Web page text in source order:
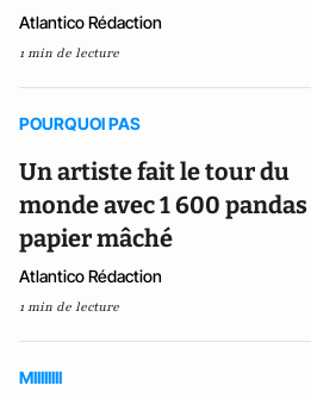
Atlantico Rédaction
1 min de lecture
POURQUOI PAS
Un artiste fait le tour du
monde avec 1 600
papier mâché
Atlantico Rédaction
1 min de lecture
MIIIIIIII